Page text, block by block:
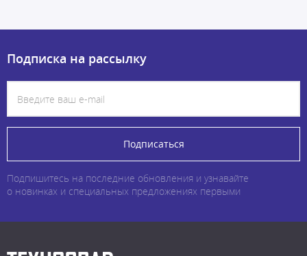
Подписка на рассылку
Подписаться
Подпишитесь на последние обновления и узнавайте
о новинках и специальных предложениях первыми